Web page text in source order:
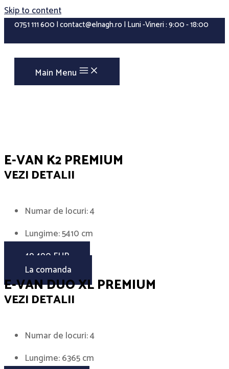
Skip to content
0751 111 600 | contact@elnagh.ro | Luni -Vineri : 9:00 - 18:00
Main Menu
E-VAN K2 PREMIUM
VEZI DETALII
Numar de locuri: 4
Lungime: 5410 cm
49.490 EUR
La comanda
E-VAN DUO XL PREMIUM
VEZI DETALII
Numar de locuri: 4
Lungime: 6365 cm